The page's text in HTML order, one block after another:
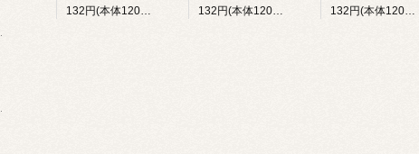
132円(本体120円、税12円) 132円(本体120円、税12円) 132円(本体120円、税12円)